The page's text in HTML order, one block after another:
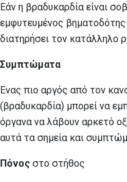
Εάν η βραδυκαρδία είναι
εμφυτευμένος βηματοδότης
διατηρήσει τον κατάλληλο
Συμπτώματα
Ένας πιο αργός από τον
(βραδυκαρδία) μπορεί να
όργανα να λάβουν αρκετό
αυτά τα σημεία και
Πόνος στο στήθος